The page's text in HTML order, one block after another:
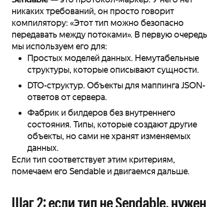
никаких требований, он просто говорит
компилятору: «Этот тип можно безопасно
передавать между потоками». В первую очередь
мы используем его для:
Простых моделей данных. Немутабельные
структуры, которые описывают сущности.
DTO-структур. Объекты для маппинга JSON-
ответов от сервера.
Фабрик и билдеров без внутреннего
состояния. Типы, которые создают другие
объекты, но сами не хранят изменяемых
данных.
Если тип соответствует этим критериям,
помечаем его Sendable и двигаемся дальше.